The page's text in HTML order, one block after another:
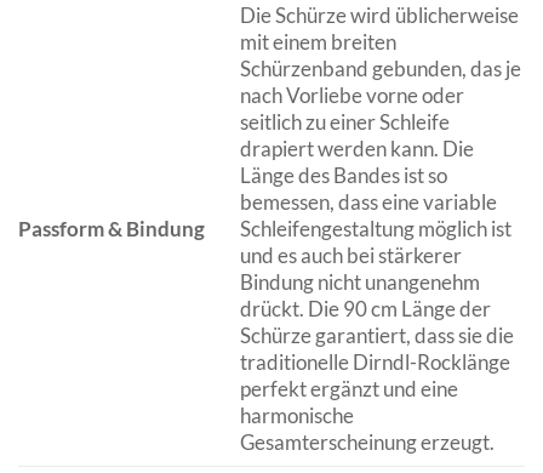
Passform & Bindung
Die Schürze wird üblicherweise
mit einem breiten
Schürzenband gebunden, das je
nach Vorliebe vorne oder
seitlich zu einer Schleife
drapiert werden kann. Die
Länge des Bandes ist so
bemessen, dass eine variable
Schleifengestaltung möglich ist
und es auch bei stärkerer
Bindung nicht unangenehm
drückt. Die 90 cm Länge der
Schürze garantiert, dass sie die
traditionelle Dirndl-Rocklänge
perfekt ergänzt und eine
harmonische
Gesamterscheinung erzeugt.